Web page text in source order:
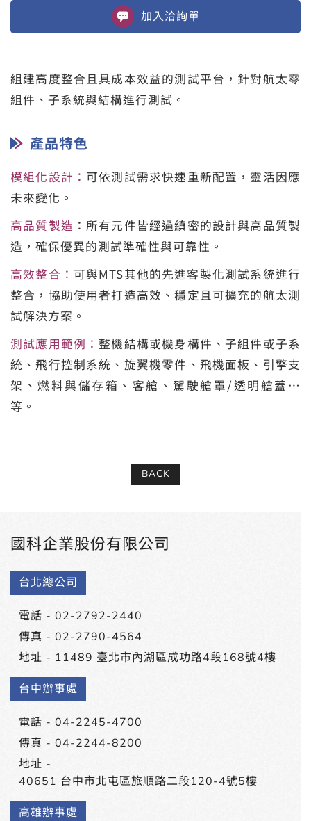
加入洽詢單
組建高度整合且具成本效益的測試平台，針對航太零
組件、子系統與結構進行測試。
產品特色
模組化設計： 可依測試需求快速重新配置，靈活因應
未來變化。
高品質製造 ：所有元件皆經過縝密的設計與高品質製
造，確保優異的測試準確性與可靠性。
高效整合： 可與MTS其他的先進客製化測試系統進行
整合，協助使用者打造高效、穩定且可擴充的航太測
試解決方案。
測試應用範例： 整機結構或機身構件、子組件或子系
統、飛行控制系統、旋翼機零件、飛機面板、引擎支
架、燃料與儲存箱、客艙、駕駛艙罩/透明艙蓋…
等。
BACK
國科企業股份有限公司
台北總公司
電話 - 02-2792-2440
傳真 - 02-2790-4564
地址 - 11489 臺北市內湖區成功路4段168號4樓
台中辦事處
電話 - 04-2245-4700
傳真 - 04-2244-8200
地址 -
40651 台中市北屯區旅順路二段120-4號5樓
高雄辦事處